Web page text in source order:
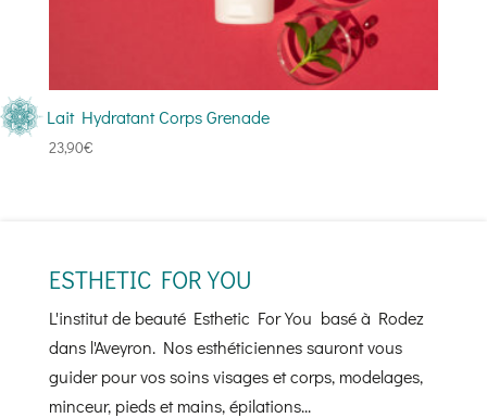
Lait Hydratant Corps Grenade
23,90€
ESTHETIC FOR YOU
L'institut de beauté Esthetic For You basé à Rodez
dans l'Aveyron. Nos esthéticiennes sauront vous
guider pour vos soins visages et corps, modelages,
minceur, pieds et mains, épilations...